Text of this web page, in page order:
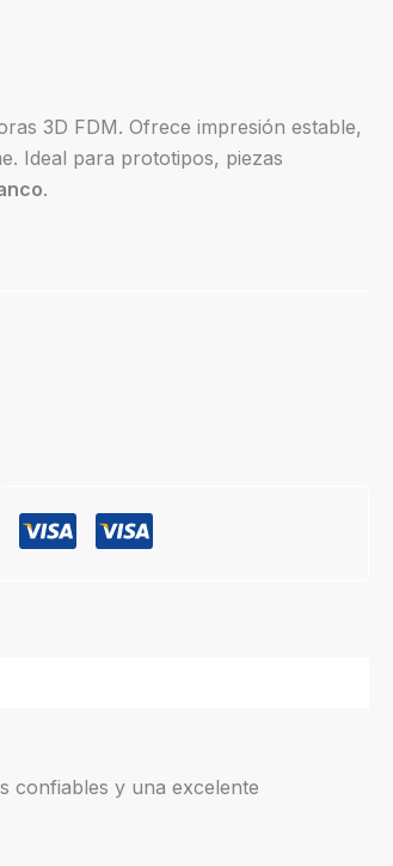
3D FDM. Ofrece impresión estable,
Ideal para prototipos, piezas
.
confiables y una excelente